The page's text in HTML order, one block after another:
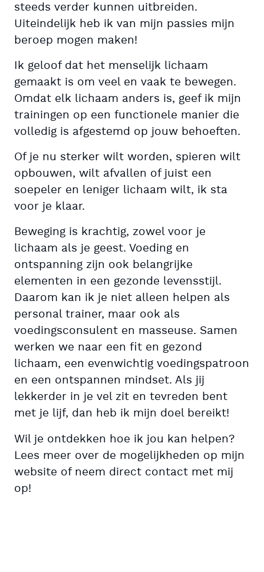
steeds verder kunnen uitbreiden.
Uiteindelijk heb ik van mijn passies mijn
beroep mogen maken!
Ik geloof dat het menselijk lichaam
gemaakt is om veel en vaak te bewegen.
Omdat elk lichaam anders is, geef ik mijn
trainingen op een functionele manier die
volledig is afgestemd op jouw behoeften.
Of je nu sterker wilt worden, spieren wilt
opbouwen, wilt afvallen of juist een
soepeler en leniger lichaam wilt, ik sta
voor je klaar.
Beweging is krachtig, zowel voor je
lichaam als je geest. Voeding en
ontspanning zijn ook belangrijke
elementen in een gezonde levensstijl.
Daarom kan ik je niet alleen helpen als
personal trainer, maar ook als
voedingsconsulent en masseuse. Samen
werken we naar een fit en gezond
lichaam, een evenwichtig voedingspatroon
en een ontspannen mindset. Als jij
lekkerder in je vel zit en tevreden bent
met je lijf, dan heb ik mijn doel bereikt!
Wil je ontdekken hoe ik jou kan helpen?
Lees meer over de mogelijkheden op mijn
website of neem direct contact met mij
op!